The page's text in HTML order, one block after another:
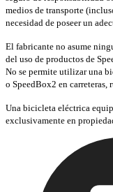
medios de transporte
necesidad de poseer un
El fabricante no asume
del uso de productos de
No se permite utilizar una
o SpeedBox2 en carreteras,
Una bicicleta eléctrica
exclusivamente en